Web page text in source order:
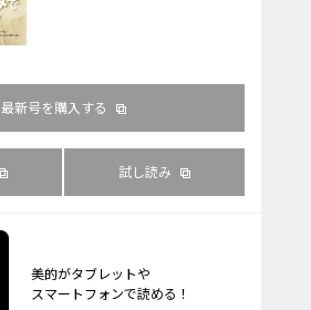
最新号を購入する
試し読み
美的がタブレットや
スマートフォンで読める！